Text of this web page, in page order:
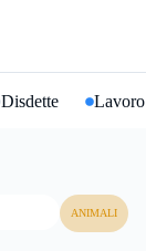
Disdette Lavoro
ANIMALI